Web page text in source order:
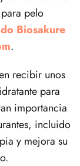
pelo
Biosakure
.
recibir unos
para
importancia
incluido
y mejora su